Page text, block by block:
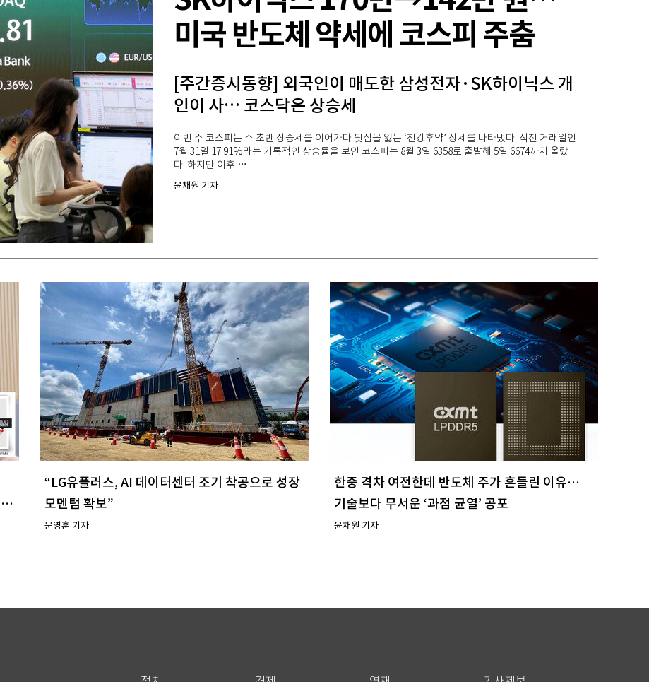
미국 반도체 약세에 코스피 주춤
[주간증시동향] 외국인이 매도한 삼성전자·SK하이닉스 개
인이 사… 코스닥은 상승세
이번 주 코스피는 주 초반 상승세를 이어가다 뒷심을 잃는 ‘전강후약’ 장세를 나타냈다. 직전 거래일인
7월 31일 17.91%라는 기록적인 상승률을 보인 코스피는 8월 3일 6358로 출발해 5일 6674까지 올랐
다. 하지만 이후 …
윤채원 기자
“LG유플러스, AI 데이터센터 조기 착공으로 성장
모멘텀 확보”
문영훈 기자
한중 격차 여전한데 반도체 주가 흔들린 이유…
기술보다 무서운 ‘과점 균열’ 공포
윤채원 기자